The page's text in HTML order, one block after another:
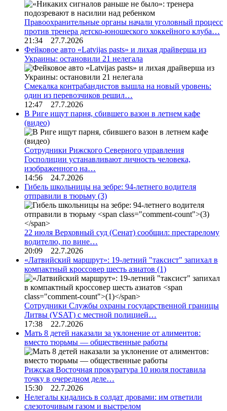
Правоохранительные органы начали уголовный процесс
против тренера детско-юношеского хоккейного клуба…
21:34 27.7.2026
Фейковое авто «Latvijas pasts» и лихая драйверша из
Украины: остановили 21 нелегала
Смекалка контрабандистов вышла на новый уровень:
один из перевозчиков решил…
12:47 27.7.2026
В Риге ищут парня, сбившего вазон в летнем кафе
(видео)
Сотрудники Рижского Северного управления
Госполиции устанавливают личность человека,
изображенного на…
14:56 24.7.2026
Гибель школьницы на зебре: 94-летнего водителя
отправили в тюрьму (3)
22 июля Верховный суд (Сенат) сообщил: престарелому
водителю, по вине…
20:09 22.7.2026
«Латвийский маршрут»: 19-летний "таксист" запихал в
компактный кроссовер шесть азиатов (1)
Сотрудники Службы охраны государственной границы
Литвы (VSAT) с местной полицией…
17:38 22.7.2026
Мать 8 детей наказали за уклонение от алиментов:
вместо тюрьмы — общественные работы
Рижская Восточная прокуратура 10 июля поставила
точку в очередном деле…
15:30 22.7.2026
Нелегалы кидались в солдат дровами: им ответили
слезоточивым газом и выстрелом